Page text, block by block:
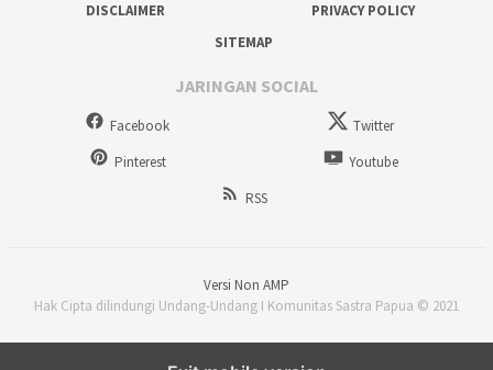
DISCLAIMER
PRIVACY POLICY
SITEMAP
JARINGAN SOCIAL
Facebook
Twitter
Pinterest
Youtube
RSS
Versi Non AMP
Hak Cipta dilindungi Undang-Undang I Komunitas Sastra Papua © 2021